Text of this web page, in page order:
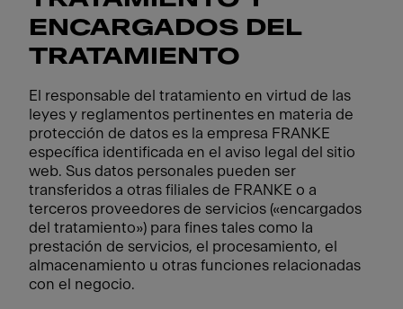
ENCARGADOS DEL
TRATAMIENTO
El responsable del tratamiento en virtud de las
leyes y reglamentos pertinentes en materia de
protección de datos es la empresa FRANKE
específica identificada en el aviso legal del sitio
web. Sus datos personales pueden ser
transferidos a otras filiales de FRANKE o a
terceros proveedores de servicios («encargados
del tratamiento») para fines tales como la
prestación de servicios, el procesamiento, el
almacenamiento u otras funciones relacionadas
con el negocio.